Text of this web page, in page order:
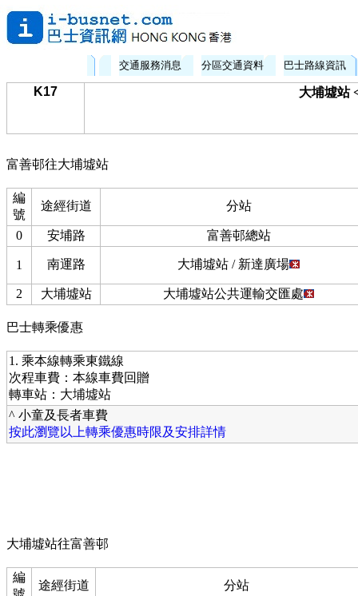
交通服務消息 分區交通資料 巴士路線資訊
K17 大埔墟站
富善邨往大埔墟站
編
號
途經街道 分站
0 安埔路 富善邨總站
1 南運路 大埔墟站 / 新達廣場
2 大埔墟站 大埔墟站公共運輸交匯處
巴士轉乘優惠
1. 乘本線轉乘東鐵線
次程車費：本線車費回贈
轉車站：大埔墟站
^ 小童及長者車費
按此瀏覽以上轉乘優惠時限及安排詳情
大埔墟站往富善邨
編
途經街道 分站